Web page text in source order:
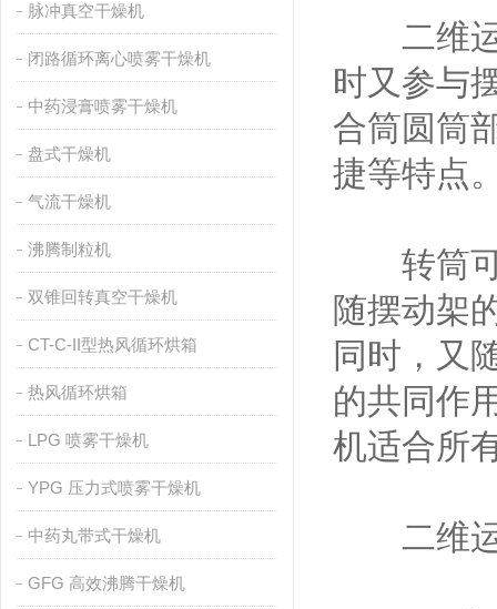
脉冲真空干燥机
闭路循环离心喷雾干燥机
中药浸膏喷雾干燥机
盘式干燥机
气流干燥机
沸腾制粒机
双锥回转真空干燥机
CT-C-II型热风循环烘箱
热风循环烘箱
LPG 喷雾干燥机
YPG 压力式喷雾干燥机
中药丸带式干燥机
GFG 高效沸腾干燥机
二维
时又参与
合筒圆筒
捷等特点
转筒可
随摆动架
同时，又
的共同作
机适合所
二维运